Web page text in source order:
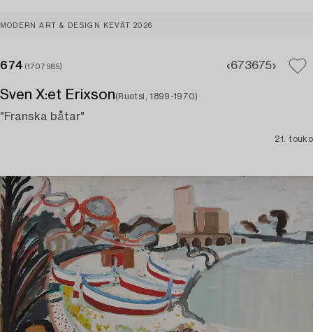
MODERN ART & DESIGN KEVÄT 2026
674 (1707985) 673675
Sven X:et Erixson(Ruotsi, 1899-1970)
"Franska båtar"
21. touko